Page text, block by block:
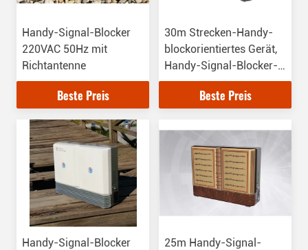
Handy-Signal-Blocker
220VAC 50Hz mit
Richtantenne
Beste Preis
30m Strecken-Handy-
blockorientiertes Gerät,
Handy-Signal-Blocker-
Störsender
Beste Preis
Handy-Signal-Blocker
25m Handy-Signal-